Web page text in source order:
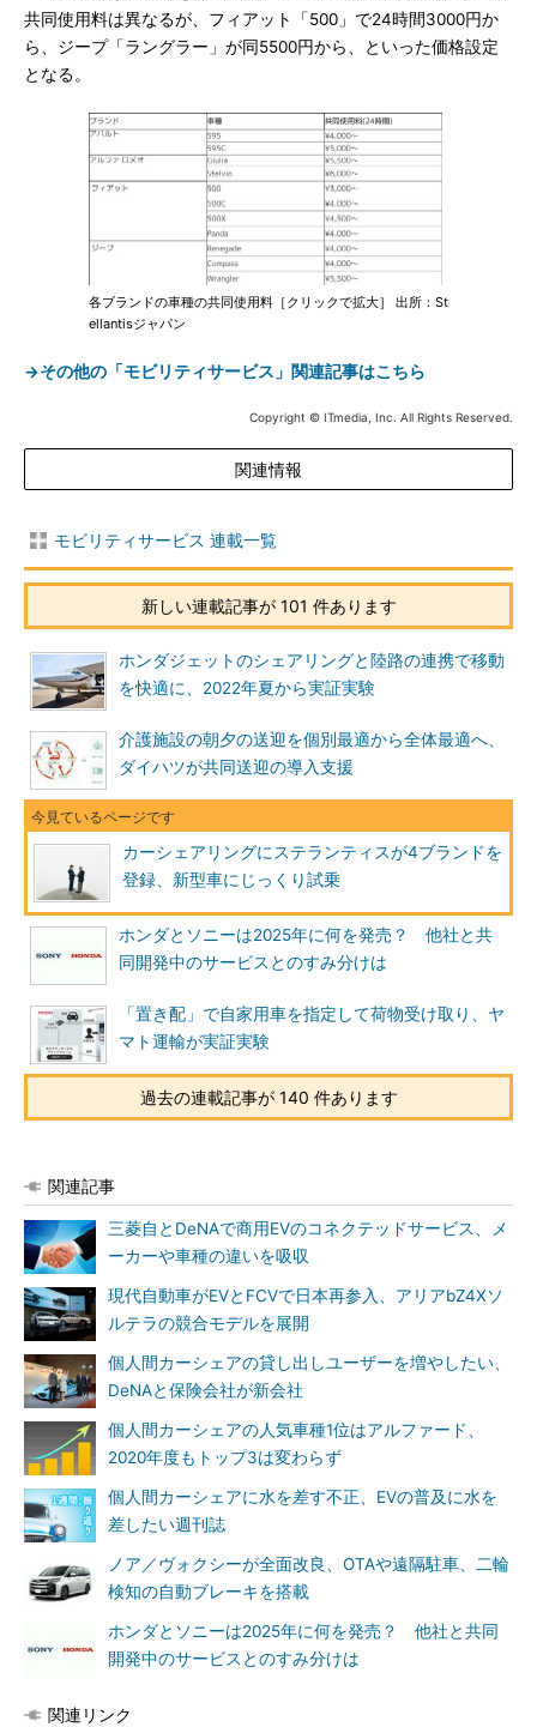
共同使用料は異なるが、フィアット「500」で24時間3000円か
ら、ジープ「ラングラー」が同5500円から、といった価格設定
となる。
各ブランドの車種の共同使用料［クリックで拡大］ 出所：St
ellantisジャパン
→その他の「モビリティサービス」関連記事はこちら
Copyright © ITmedia, Inc. All Rights Reserved.
関連情報
モビリティサービス 連載一覧
新しい連載記事が 101 件あります
ホンダジェットのシェアリングと陸路の連携で移動
を快適に、2022年夏から実証実験
介護施設の朝夕の送迎を個別最適から全体最適へ、
ダイハツが共同送迎の導入支援
カーシェアリングにステランティスが4ブランドを
登録、新型車にじっくり試乗
ホンダとソニーは2025年に何を発売？ 他社と共
同開発中のサービスとのすみ分けは
「置き配」で自家用車を指定して荷物受け取り、ヤ
マト運輸が実証実験
過去の連載記事が 140 件あります
関連記事
三菱自とDeNAで商用EVのコネクテッドサービス、メ
ーカーや車種の違いを吸収
現代自動車がEVとFCVで日本再参入、アリアbZ4Xソ
ルテラの競合モデルを展開
個人間カーシェアの貸し出しユーザーを増やしたい、
DeNAと保険会社が新会社
個人間カーシェアの人気車種1位はアルファード、
2020年度もトップ3は変わらず
個人間カーシェアに水を差す不正、EVの普及に水を
差したい週刊誌
ノア／ヴォクシーが全面改良、OTAや遠隔駐車、二輪
検知の自動ブレーキを搭載
ホンダとソニーは2025年に何を発売？ 他社と共同
開発中のサービスとのすみ分けは
関連リンク